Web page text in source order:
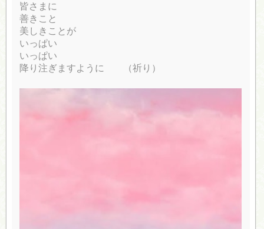
皆さまに
善きこと
美しきことが
いっぱい
いっぱい
降り注ぎますように （祈り）